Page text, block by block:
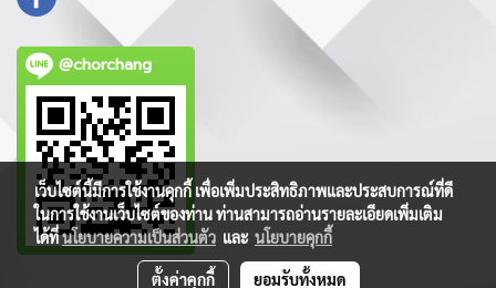
@chorchang
เว็บไซต์นี้มีการใช้งานคุกกี้ เพื่อเพิ่มประสิทธิภาพและประสบการณ์ที่ดี
ในการใช้งานเว็บไซต์ของท่าน ท่านสามารถอ่านรายละเอียดเพิ่มเติม
ได้ที่นโยบายความเป็นส่วนตัว และ นโยบายคุกกี้
ตั้งค่าคุกกี้ ยอมรับทั้งหมด